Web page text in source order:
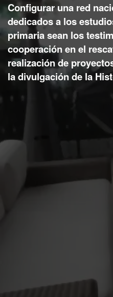
Configurar una red
dedicados a los
primaria sean los
cooperación en el
realización de
la divulgación de la